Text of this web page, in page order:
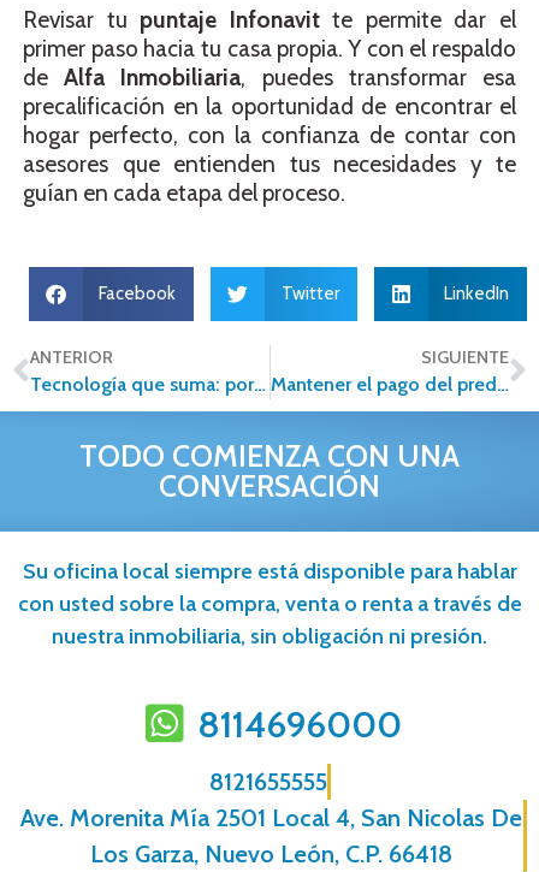
Revisar tu puntaje Infonavitte permite dar el
primer paso hacia tu casa propia. Y con el respaldo
deAlfa Inmobiliaria, puedes transformar esa
precalificación en la oportunidad de encontrar el
hogar perfecto, con la confianza de contar con
asesores que entienden tus necesidades y te
guían en cada etapa del proceso.
Facebook Twitter LinkedIn
ANTERIOR
Tecnología que suma: por qué las plataformas inmobiliarias son el mejor aliado para cerrar más ventas y rentas
SIGUIENTE
Mantener el pago del predial al día: una decisión inteligente para proteger tu patrimonio
TODO COMIENZA CON UNA
CONVERSACIÓN
Su oficina local siempre está disponible para hablar
con usted sobre la compra, venta o renta a través de
nuestra inmobiliaria, sin obligación ni presión.
8114696000
8121655555
Ave. Morenita Mí­a 2501 Local 4, San Nicolas De
Los Garza, Nuevo León, C.P. 66418